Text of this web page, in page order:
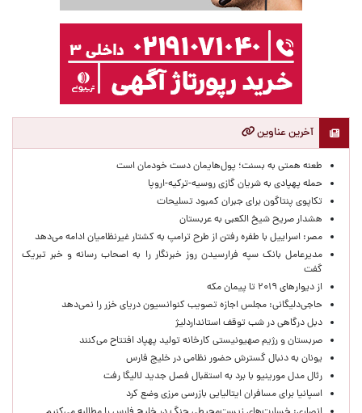
آخرین عناوین
طعنه همتی به بسنت؛ پول‌هایمان دست خودمان است
حمله پهپادی به شریان گازی روسیه-ترکیه-اروپا
تکاپوی پنتاگون برای جبران کمبود تسلیحات
هشدار صریح شیخ الکعبی به عربستان
مصر: اسراییل با طفره رفتن از طرح ترامپ به کشتار غیرنظامیان ادامه می‌دهد
مدیرعامل بانک سپه فرارسیدن روز خبرنگار را به اصحاب رسانه و خبر تبریک
گفت
از دیوارهای ۲۰۱۹ تا پیمان مکه
حاجی‌دلیگانی: مجلس اجازه تصویب کنوانسیون دریای خزر را نمی‌دهد
دبل درگاهی در شب توقف استانداردلیژ
صربستان و رژیم صهیونیستی کارخانه تولید پهپاد افتتاح می‌کنند
یونان به دنبال گسترش حضور نظامی در خلیج فارس
رئال مدل مورینیو با برد به استقبال فصل جدید لالیگا رفت
اسپانیا برای مسافران ایتالیایی بازرسی مرزی وضع کرد